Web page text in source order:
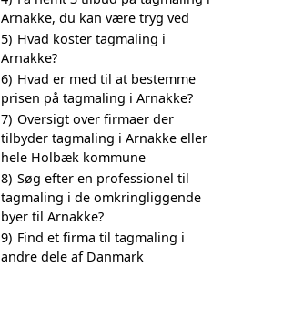
Arnakke, du kan være tryg ved
5) Hvad koster tagmaling i
Arnakke?
6) Hvad er med til at bestemme
prisen på tagmaling i Arnakke?
7) Oversigt over firmaer der
tilbyder tagmaling i Arnakke eller
hele Holbæk kommune
8) Søg efter en professionel til
tagmaling i de omkringliggende
byer til Arnakke?
9) Find et firma til tagmaling i
andre dele af Danmark